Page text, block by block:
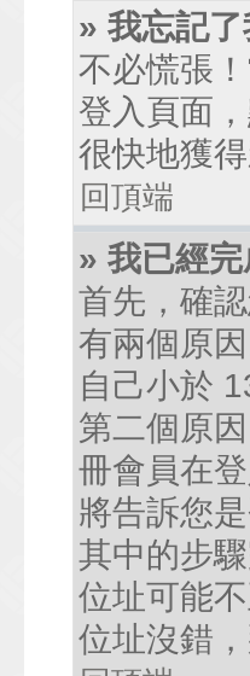
» 我忘記了
不必慌張
登入頁面
很快地獲
回頂端
» 我已經
首先，確
有兩個原
自己小於
第二個原
冊會員在
將告訴您
其中的步
位址可能
位址沒錯